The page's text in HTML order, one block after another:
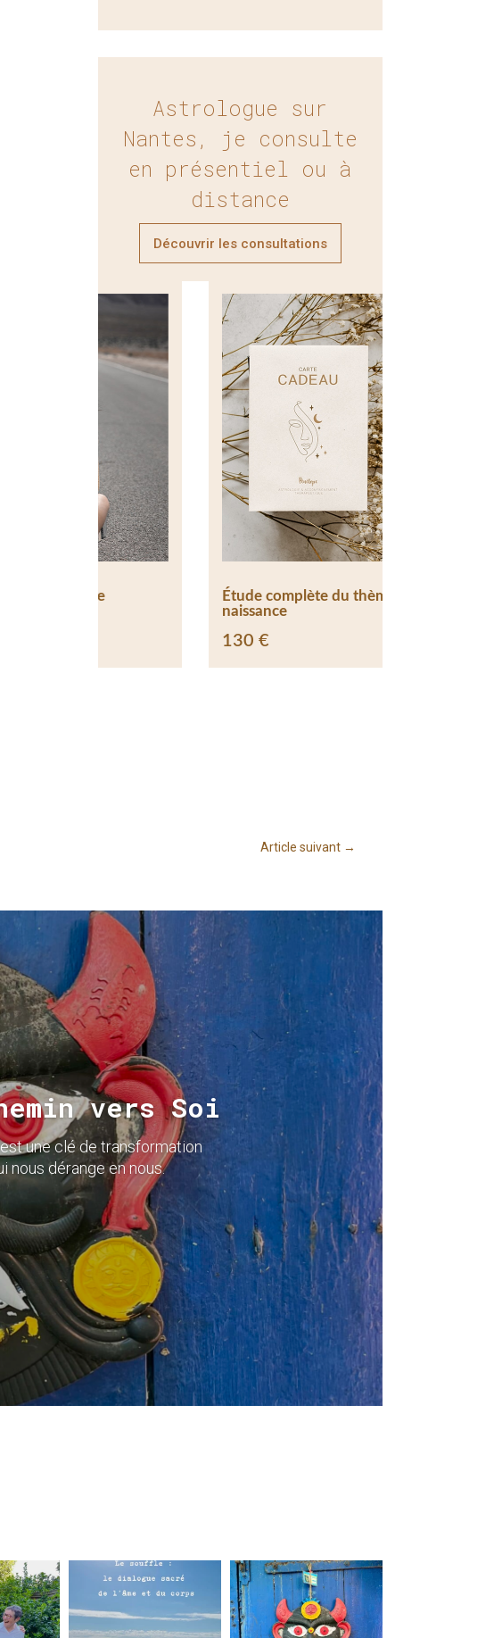
Astrologue sur
Nantes, je consulte
en présentiel ou à
distance
Découvrir les consultations
Étude complète du thème de
Article suivant→
vers Soi
une clé de transformation
nous dérange en nous.